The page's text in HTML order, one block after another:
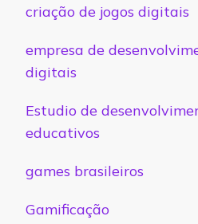
criação de jogos digitais
empresa de
digitais
Estudio de
educativos
games brasileiros
Gamificação